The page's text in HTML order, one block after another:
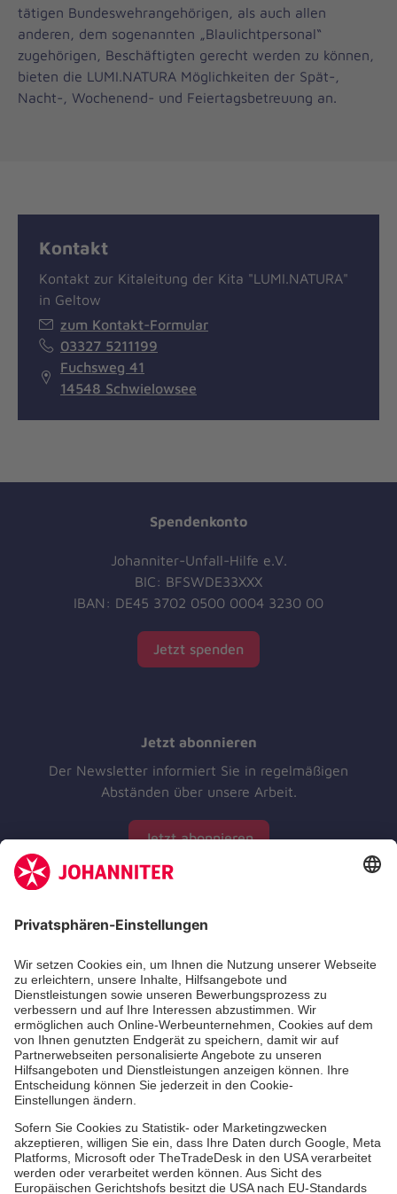
tätigen Bundeswehrangehörigen, als auch allen
anderen, dem sogenannten „Blaulichtpersonal“
zugehörigen, Beschäftigten gerecht werden zu können,
bieten die LUMI.NATURA Möglichkeiten der Spät-,
Nacht-, Wochenend- und Feiertagsbetreuung an.
Kontakt
Kontakt zur Kitaleitung der Kita "LUMI.NATURA"
in Geltow
zum Kontakt-Formular
03327 5211199
Fuchsweg 41
14548 Schwielowsee
Spendenkonto
Johanniter-Unfall-Hilfe e.V.
BIC: BFSWDE33XXX
IBAN: DE45 3702 0500 0004 3230 00
Jetzt spenden
Jetzt abonnieren
Der Newsletter informiert Sie in regelmäßigen
Abständen über unsere Arbeit.
Jetzt abonnieren
Aus- & Fortbildungen
Jobs & Ehrenamt
Spendenprojekte
Johanniter-Jugend